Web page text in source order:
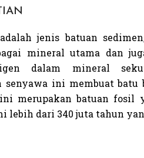
jenis batuan
mineral utama dan
dalam mineral
senyawa ini membuat batu
merupakan batuan fosil
lebih dari 340 juta tahun